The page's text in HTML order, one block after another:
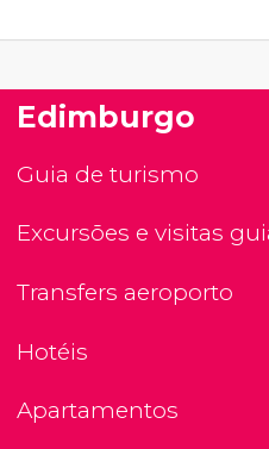
Edimburgo
Guia de turismo
Excursões e visitas
Transfers aeroporto
Hotéis
Apartamentos